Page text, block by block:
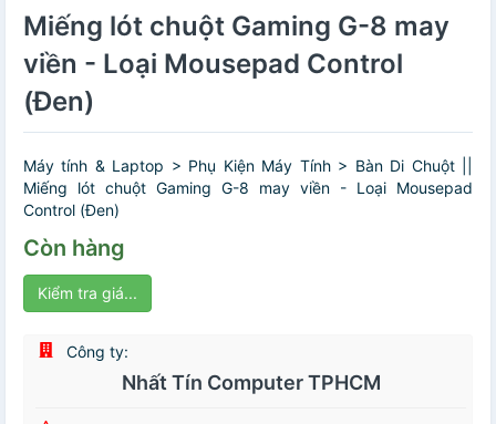
Miếng lót chuột Gaming G-8 may
viền - Loại Mousepad Control
(Đen)
Máy tính & Laptop > Phụ Kiện Máy Tính > Bàn Di Chuột ||
Miếng lót chuột Gaming G-8 may viền - Loại Mousepad
Control (Đen)
Còn hàng
Kiểm tra giá...
Công ty:
Nhất Tín Computer TPHCM